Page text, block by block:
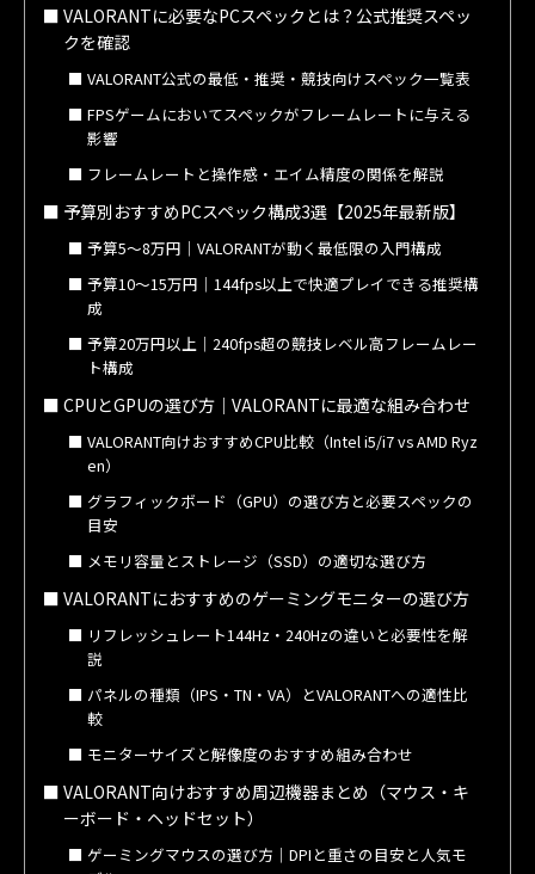
VALORANTに必要なPCスペックとは？公式推奨スペッ
クを確認
VALORANT公式の最低・推奨・競技向けスペック一覧表
FPSゲームにおいてスペックがフレームレートに与える
影響
フレームレートと操作感・エイム精度の関係を解説
予算別おすすめPCスペック構成3選【2025年最新版】
予算5〜8万円｜VALORANTが動く最低限の入門構成
予算10〜15万円｜144fps以上で快適プレイできる推奨構
成
予算20万円以上｜240fps超の競技レベル高フレームレー
ト構成
CPUとGPUの選び方｜VALORANTに最適な組み合わせ
VALORANT向けおすすめCPU比較（Intel i5/i7 vs AMD Ryz
en）
グラフィックボード（GPU）の選び方と必要スペックの
目安
メモリ容量とストレージ（SSD）の適切な選び方
VALORANTにおすすめのゲーミングモニターの選び方
リフレッシュレート144Hz・240Hzの違いと必要性を解
説
パネルの種類（IPS・TN・VA）とVALORANTへの適性比
較
モニターサイズと解像度のおすすめ組み合わせ
VALORANT向けおすすめ周辺機器まとめ（マウス・キ
ーボード・ヘッドセット）
ゲーミングマウスの選び方｜DPIと重さの目安と人気モ